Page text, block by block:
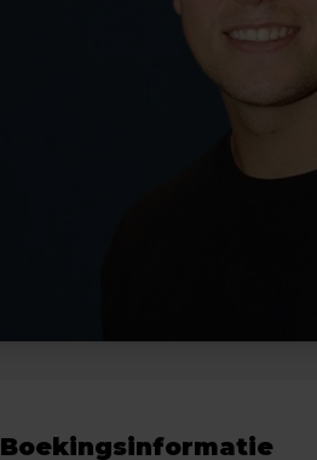
Boekingsinformatie